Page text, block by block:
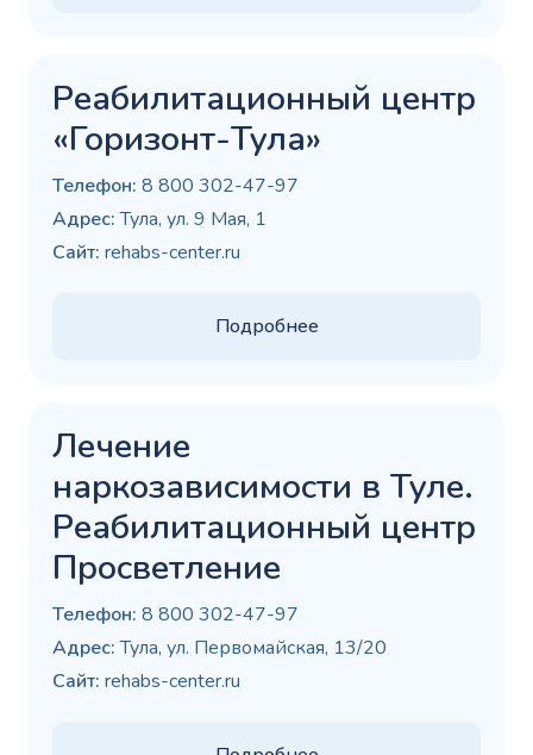
Реабилитационный центр
«Горизонт-Тула»
Телефон: 8 800 302-47-97
Адрес:Тула, ул. 9 Мая, 1
Сайт: rehabs-center.ru
Подробнее
Лечение
наркозависимости в Туле.
Реабилитационный центр
Просветление
Телефон: 8 800 302-47-97
Адрес:Тула, ул. Первомайская, 13/20
Сайт: rehabs-center.ru